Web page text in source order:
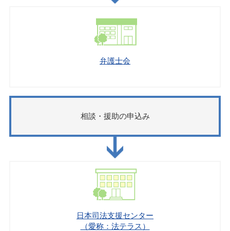
弁護士会
相談・援助の申込み
日本司法支援センター
（愛称：法テラス）